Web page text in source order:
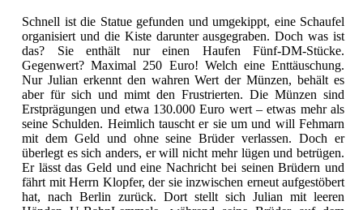
Schnell ist die Statue gefunden und umgekippt, eine Schaufel
organisiert und die Kiste darunter ausgegraben. Doch was ist
das? Sie enthält nur einen Haufen Fünf-DM-Stücke.
Gegenwert? Maximal 250 Euro! Welch eine Enttäuschung.
Nur Julian erkennt den wahren Wert der Münzen, behält es
aber für sich und mimt den Frustrierten. Die Münzen sind
Erstprägungen und etwa 130.000 Euro wert – etwas mehr als
seine Schulden. Heimlich tauscht er sie um und will Fehmarn
mit dem Geld und ohne seine Brüder verlassen. Doch er
überlegt es sich anders, er will nicht mehr lügen und betrügen.
Er lässt das Geld und eine Nachricht bei seinen Brüdern und
fährt mit Herrn Klopfer, der sie inzwischen erneut aufgestöbert
hat, nach Berlin zurück. Dort stellt sich Julian mit leeren